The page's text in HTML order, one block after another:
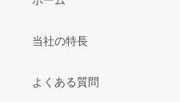
当社の特長
よくある質問